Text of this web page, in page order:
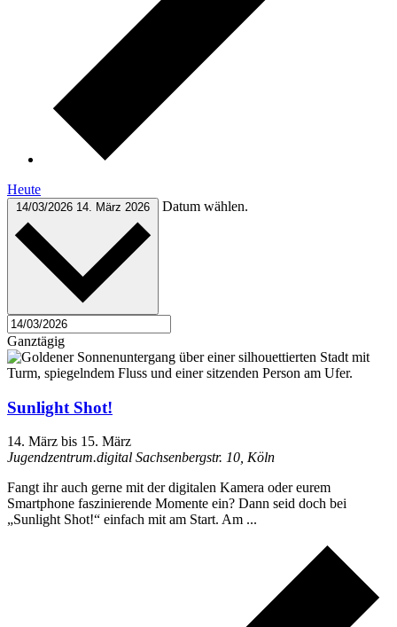
Heute
14/03/2026 14. März 2026 Datum wählen.
Ganztägig
Sunlight Shot!
14. März bis 15. März
Jugendzentrum.digital Sachsenbergstr. 10, Köln
Fangt ihr auch gerne mit der digitalen Kamera oder eurem
Smartphone faszinierende Momente ein? Dann seid doch bei
„Sunlight Shot!“ einfach mit am Start. Am ...